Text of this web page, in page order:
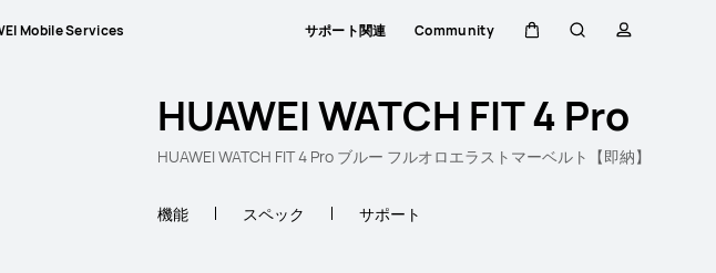
Mobile Services サポート関連 Community
HUAWEI WATCH FIT 4 Pro
HUAWEI WATCH FIT 4 Pro ブルー フルオロエラストマーベルト【即納】
機能 スペック サポート